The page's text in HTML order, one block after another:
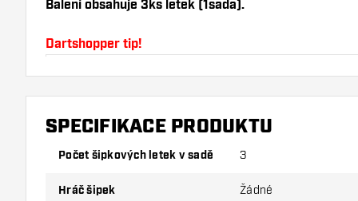
Balení obsahuje 3ks letek (1sada).
Dartshopper tip!
Ujistěte se, že máte po ruce dostatek letky a
používáním poškodit nebo zlomit.
varianta vám vyhovuje nejlépe!
SPECIFIKACE PRODUKTU
Počet šipkových letek v sadě 3
Hráč šipek Žádné